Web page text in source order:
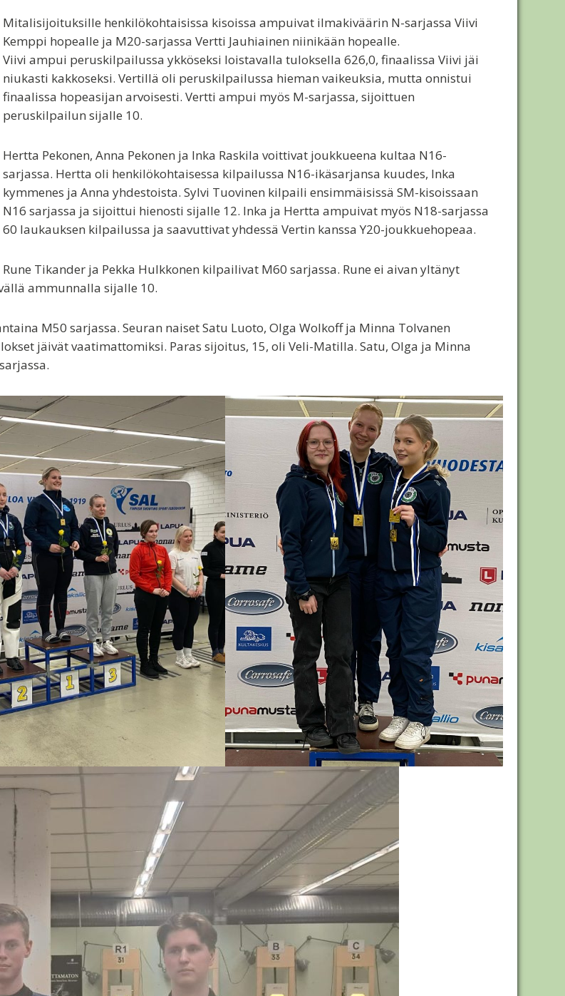
Mitalisijoituksille henkilökohtaisissa kisoissa ampuivat ilmakiväärin N-sarjassa Viivi
Kemppi hopealle ja M20-sarjassa Vertti Jauhiainen niinikään hopealle.
Viivi ampui peruskilpailussa ykköseksi loistavalla tuloksella 626,0, finaalissa Viivi jäi
niukasti kakkoseksi. Vertillä oli peruskilpailussa hieman vaikeuksia, mutta onnistui
finaalissa hopeasijan arvoisesti. Vertti ampui myös M-sarjassa, sijoittuen
peruskilpailun sijalle 10.
Hertta Pekonen, Anna Pekonen ja Inka Raskila voittivat joukkueena kultaa N16-
sarjassa. Hertta oli henkilökohtaisessa kilpailussa N16-ikäsarjansa kuudes, Inka
kymmenes ja Anna yhdestoista. Sylvi Tuovinen kilpaili ensimmäisissä SM-kisoissaan
N16 sarjassa ja sijoittui hienosti sijalle 12. Inka ja Hertta ampuivat myös N18-sarjassa
60 laukauksen kilpailussa ja saavuttivat yhdessä Vertin kanssa Y20-joukkuehopeaa.
Rune Tikander ja Pekka Hulkkonen kilpailivat M60 sarjassa. Rune ei aivan yltänyt
ammunnalla sijalle 10.
M50 sarjassa. Seuran naiset Satu Luoto, Olga Wolkoff ja Minna Tolvanen
jäivät vaatimattomiksi. Paras sijoitus, 15, oli Veli-Matilla. Satu, Olga ja Minna